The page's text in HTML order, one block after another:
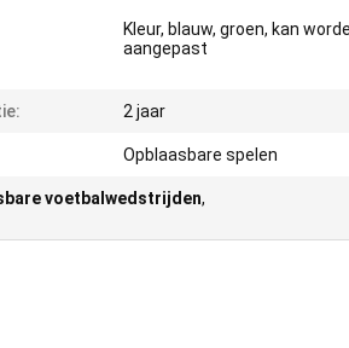
Kleur, blauw, groen, kan
aangepast
2 jaar
Opblaasbare spelen
voetbalwedstrijden,